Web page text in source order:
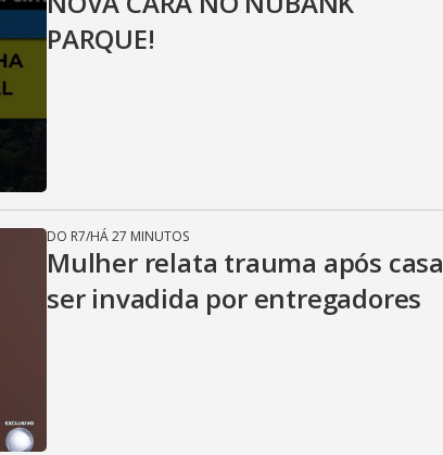
PARQUE!
DO R7/HÁ 27 MINUTOS
Mulher relata trauma após casa
ser invadida por entregadores